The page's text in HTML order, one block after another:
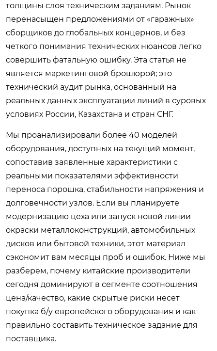
толщины слоя техническим заданиям. Рынок
перенасыщен предложениями от «гаражных»
сборщиков до глобальных концернов, и без
четкого понимания технических нюансов легко
совершить фатальную ошибку. Эта статья не
является маркетинговой брошюрой; это
технический аудит рынка, основанный на
реальных данных эксплуатации линий в суровых
условиях России, Казахстана и стран СНГ.
Мы проанализировали более 40 моделей
оборудования, доступных на текущий момент,
сопоставив заявленные характеристики с
реальными показателями эффективности
переноса порошка, стабильности напряжения и
долговечности узлов. Если вы планируете
модернизацию цеха или запуск новой линии
окраски металлоконструкций, автомобильных
дисков или бытовой техники, этот материал
сэкономит вам месяцы проб и ошибок. Ниже мы
разберем, почему китайские производители
сегодня доминируют в сегменте соотношения
цена/качество, какие скрытые риски несет
покупка б/у европейского оборудования и как
правильно составить техническое задание для
поставщика.